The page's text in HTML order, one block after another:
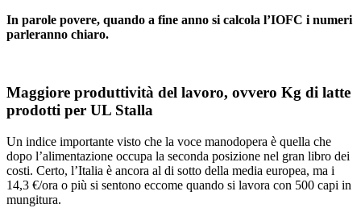
In parole povere, quando a fine anno si calcola l’IOFC i numeri
parleranno chiaro.
Maggiore produttività del lavoro, ovvero Kg di latte
prodotti per UL Stalla
Un indice importante visto che la voce manodopera è quella che
dopo l’alimentazione occupa la seconda posizione nel gran libro dei
costi. Certo, l’Italia è ancora al di sotto della media europea, ma i
14,3 €/ora o più si sentono eccome quando si lavora con 500 capi in
mungitura.